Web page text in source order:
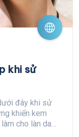
khi sử
đây khi sử
khiến kem
cho làn da